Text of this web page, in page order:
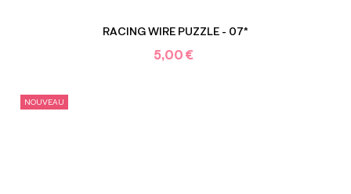
RACING WIRE PUZZLE - 07*
5,00 €
NOUVEAU